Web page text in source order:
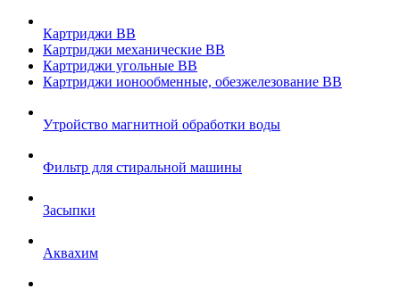
Картриджи ВВ
Картриджи механические ВВ
Картриджи угольные ВВ
Картриджи ионообменные, обезжелезование ВВ
Утройство магнитной обработки воды
Фильтр для стиральной машины
Засыпки
Аквахим